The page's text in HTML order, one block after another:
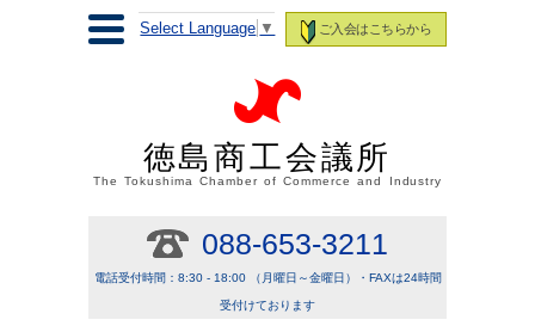
ご入会はこちらから
Select Language ▼
徳島商工会議所
The Tokushima Chamber of Commerce and Industry
088-653-3211
電話受付時間：8:30 - 18:00 （月曜日～金曜日）・FAXは24時間
受付けております